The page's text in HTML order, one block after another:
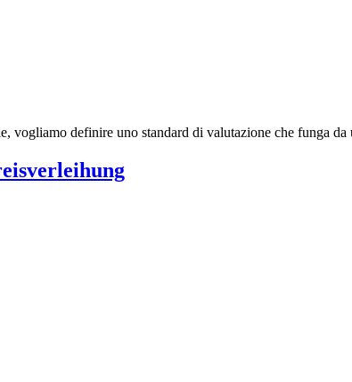
definire uno standard di valutazione che funga